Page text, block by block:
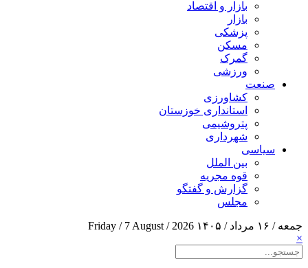
بازار و اقتصاد
بازار
پزشکی
مسکن
گمرک
ورزشی
صنعت
کشاورزی
استانداری خوزستان
پتروشیمی
شهرداری
سیاسی
بین الملل
قوه مجریه
گزارش و گفتگو
مجلس
جمعه / ۱۶ مرداد / ۱۴۰۵
Friday / 7 August / 2026
×